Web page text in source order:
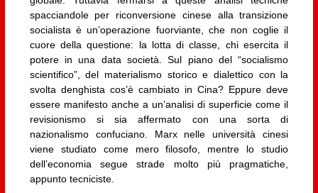
spacciandole per riconversione cinese alla transizione
socialista è un’operazione fuorviante, che non coglie il
cuore della questione: la lotta di classe, chi esercita il
potere in una data società. Sul piano del “socialismo
scientifico”, del materialismo storico e dialettico con la
svolta denghista cos’è cambiato in Cina? Eppure deve
essere manifesto anche a un’analisi di superficie come il
revisionismo si sia affermato con una sorta di
nazionalismo confuciano. Marx nelle università cinesi
viene studiato come mero filosofo, mentre lo studio
dell’economia segue strade molto più pragmatiche,
appunto tecniciste.